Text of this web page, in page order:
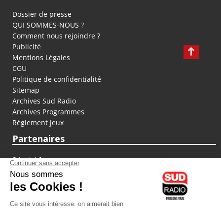
Dossier de presse
QUI SOMMES-NOUS ?
Comment nous rejoindre ?
Publicité
Mentions Légales
CGU
Politique de confidentialité
Sitemap
Archives Sud Radio
Archives Programmes
Règlement jeux
Partenaires
fiducial.fr
lyoncapitale.fr
olympique-et-lyonnais.com
L'application Iphone / Android